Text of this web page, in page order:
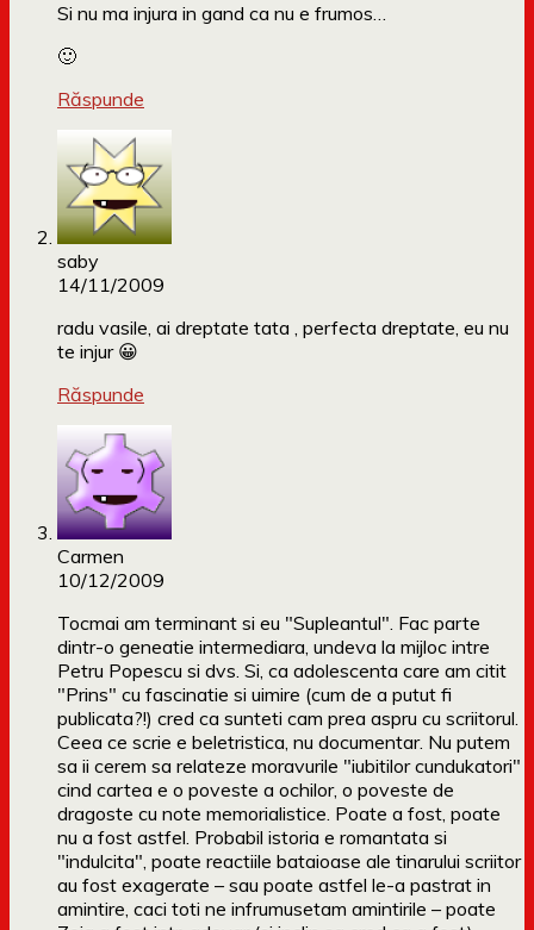
Si nu ma injura in gand ca nu e frumos…
🙂
Răspunde
saby
14/11/2009
radu vasile, ai dreptate tata , perfecta dreptate, eu nu
te injur 😀
Răspunde
Carmen
10/12/2009
Tocmai am terminant si eu "Supleantul". Fac parte
dintr-o geneatie intermediara, undeva la mijloc intre
Petru Popescu si dvs. Si, ca adolescenta care am citit
"Prins" cu fascinatie si uimire (cum de a putut fi
publicata?!) cred ca sunteti cam prea aspru cu scriitorul.
Ceea ce scrie e beletristica, nu documentar. Nu putem
sa ii cerem sa relateze moravurile "iubitilor cundukatori"
cind cartea e o poveste a ochilor, o poveste de
dragoste cu note memorialistice. Poate a fost, poate
nu a fost astfel. Probabil istoria e romantata si
"indulcita", poate reactiile bataioase ale tinarului scriitor
au fost exagerate – sau poate astfel le-a pastrat in
amintire, caci toti ne infrumusetam amintirile – poate